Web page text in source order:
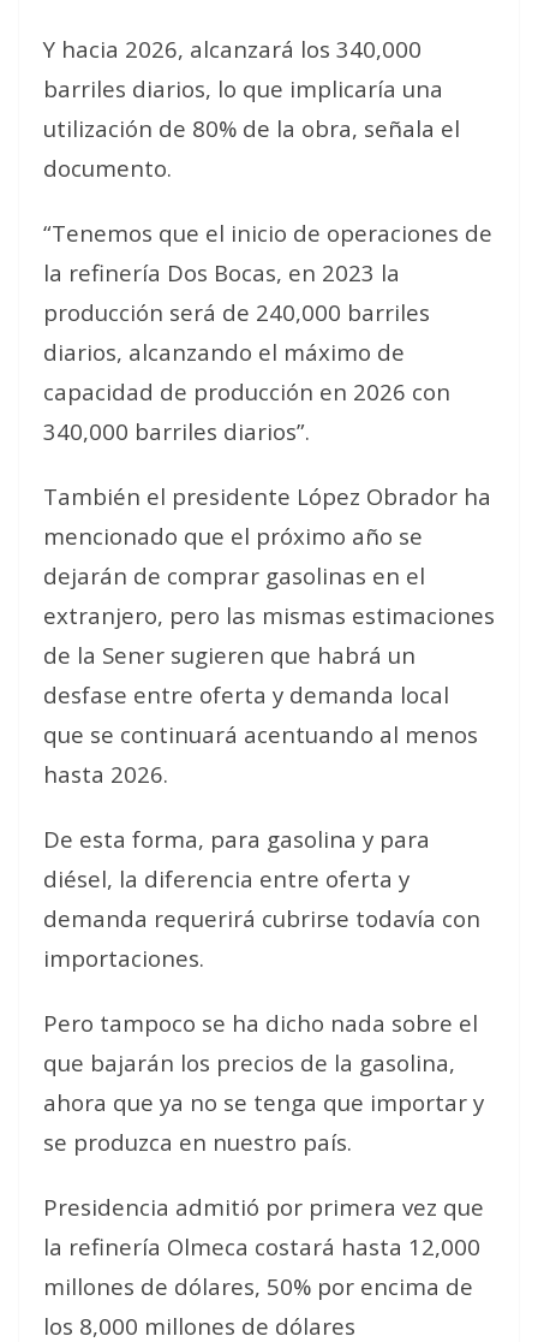
Y hacia 2026, alcanzará los 340,000
barriles diarios, lo que implicaría una
utilización de 80% de la obra, señala el
documento.
“Tenemos que el inicio de operaciones de
la refinería Dos Bocas, en 2023 la
producción será de 240,000 barriles
diarios, alcanzando el máximo de
capacidad de producción en 2026 con
340,000 barriles diarios”.
También el presidente López Obrador ha
mencionado que el próximo año se
dejarán de comprar gasolinas en el
extranjero, pero las mismas estimaciones
de la Sener sugieren que habrá un
desfase entre oferta y demanda local
que se continuará acentuando al menos
hasta 2026.
De esta forma, para gasolina y para
diésel, la diferencia entre oferta y
demanda requerirá cubrirse todavía con
importaciones.
Pero tampoco se ha dicho nada sobre el
que bajarán los precios de la gasolina,
ahora que ya no se tenga que importar y
se produzca en nuestro país.
Presidencia admitió por primera vez que
la refinería Olmeca costará hasta 12,000
millones de dólares, 50% por encima de
los 8,000 millones de dólares